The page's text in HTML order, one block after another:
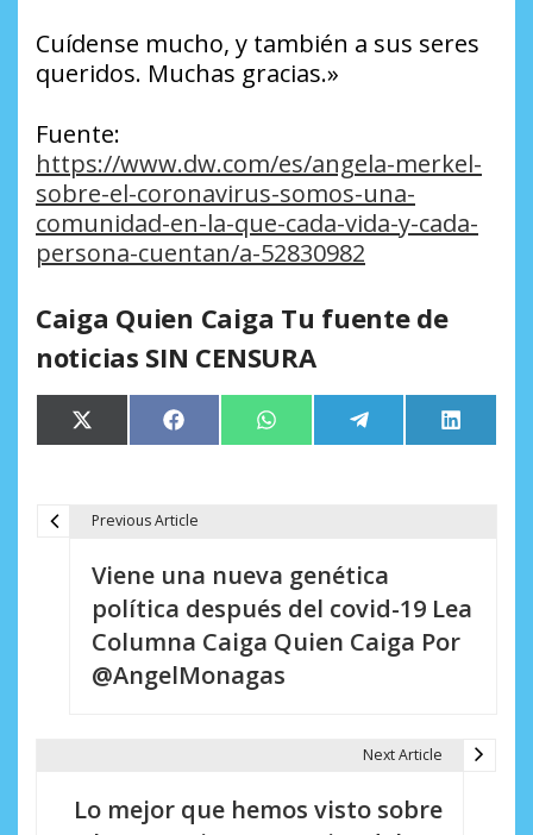
Cuídense mucho, y también a sus seres
queridos. Muchas gracias.»
Fuente:
https://www.dw.com/es/angela-merkel-
sobre-el-coronavirus-somos-una-
comunidad-en-la-que-cada-vida-y-cada-
persona-cuentan/a-52830982
Caiga Quien Caiga Tu fuente de
noticias SIN CENSURA
Compartir
en
X
(Twitter)
Compartir
en
Facebook Compartir
en
WhatsApp Compartir
en
Telegram
en
LinkedIn
Previous Article
Viene una nueva genética
política después del covid-19 Lea
Columna Caiga Quien Caiga Por
@AngelMonagas
Next Article
Lo mejor que hemos visto sobre